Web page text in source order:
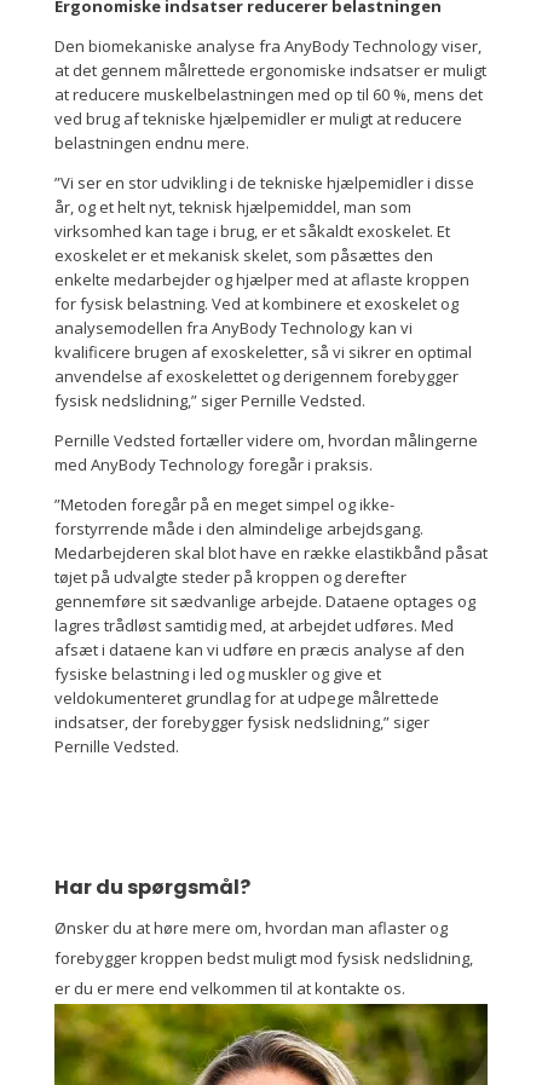
Ergonomiske indsatser reducerer belastningen
Den biomekaniske analyse fra AnyBody Technology viser,
at det gennem målrettede ergonomiske indsatser er muligt
at reducere muskelbelastningen med op til 60 %, mens det
ved brug af tekniske hjælpemidler er muligt at reducere
belastningen endnu mere.
”Vi ser en stor udvikling i de tekniske hjælpemidler i disse
år, og et helt nyt, teknisk hjælpemiddel, man som
virksomhed kan tage i brug, er et såkaldt exoskelet. Et
exoskelet er et mekanisk skelet, som påsættes den
enkelte medarbejder og hjælper med at aflaste kroppen
for fysisk belastning. Ved at kombinere et exoskelet og
analysemodellen fra AnyBody Technology kan vi
kvalificere brugen af exoskeletter, så vi sikrer en optimal
anvendelse af exoskelettet og derigennem forebygger
fysisk nedslidning,” siger Pernille Vedsted.
Pernille Vedsted fortæller videre om, hvordan målingerne
med AnyBody Technology foregår i praksis.
”Metoden foregår på en meget simpel og ikke-
forstyrrende måde i den almindelige arbejdsgang.
Medarbejderen skal blot have en række elastikbånd påsat
tøjet på udvalgte steder på kroppen og derefter
gennemføre sit sædvanlige arbejde. Dataene optages og
lagres trådløst samtidig med, at arbejdet udføres. Med
afsæt i dataene kan vi udføre en præcis analyse af den
fysiske belastning i led og muskler og give et
veldokumenteret grundlag for at udpege målrettede
indsatser, der forebygger fysisk nedslidning,” siger
Pernille Vedsted.
Har du spørgsmål?
Ønsker du at høre mere om, hvordan man aflaster og
forebygger kroppen bedst muligt mod fysisk nedslidning,
er du er mere end velkommen til at kontakte os.